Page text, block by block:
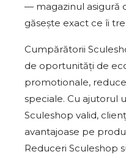
— magazinul asigură
găsește exact ce îi
Cumpărătorii
de oportunități de
promotionale,
speciale. Cu ajutorul
Sculeshop valid,
avantajoase pe
Reduceri Sculeshop